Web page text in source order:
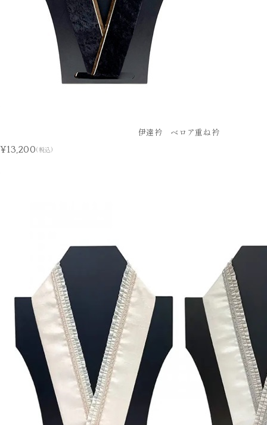
伊達衿 ベロア重ね衿
¥13,200(税込)